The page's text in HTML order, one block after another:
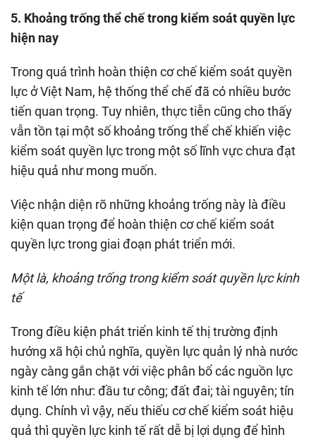
5. Khoảng trống thể chế trong kiểm soát quyền lực
hiện nay
Trong quá trình hoàn thiện cơ chế kiểm soát quyền
lực ở Việt Nam, hệ thống thể chế đã có nhiều bước
tiến quan trọng. Tuy nhiên, thực tiễn cũng cho thấy
vẫn tồn tại một số khoảng trống thể chế khiến việc
kiểm soát quyền lực trong một số lĩnh vực chưa đạt
hiệu quả như mong muốn.
Việc nhận diện rõ những khoảng trống này là điều
kiện quan trọng để hoàn thiện cơ chế kiểm soát
quyền lực trong giai đoạn phát triển mới.
Một là, khoảng trống trong kiểm soát quyền lực kinh
tế
Trong điều kiện phát triển kinh tế thị trường định
hướng xã hội chủ nghĩa, quyền lực quản lý nhà nước
ngày càng gắn chặt với việc phân bổ các nguồn lực
kinh tế lớn như: đầu tư công; đất đai; tài nguyên; tín
dụng. Chính vì vậy, nếu thiếu cơ chế kiểm soát hiệu
quả thì quyền lực kinh tế rất dễ bị lợi dụng để hình